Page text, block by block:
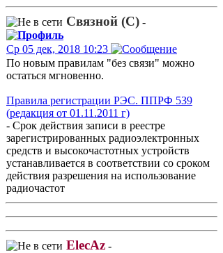
Связной (С) -
Ср 05 дек, 2018 10:23
По новым правилам "без связи" можно
остаться мгновенно.
Правила регистрации РЭС. ППРФ 539
(редакция от 01.11.2011 г)
- Срок действия записи в реестре
зарегистрированных радиоэлектронных
средств и высокочастотных устройств
устанавливается в соответствии со сроком
действия разрешения на использование
радиочастот
ElecAz -